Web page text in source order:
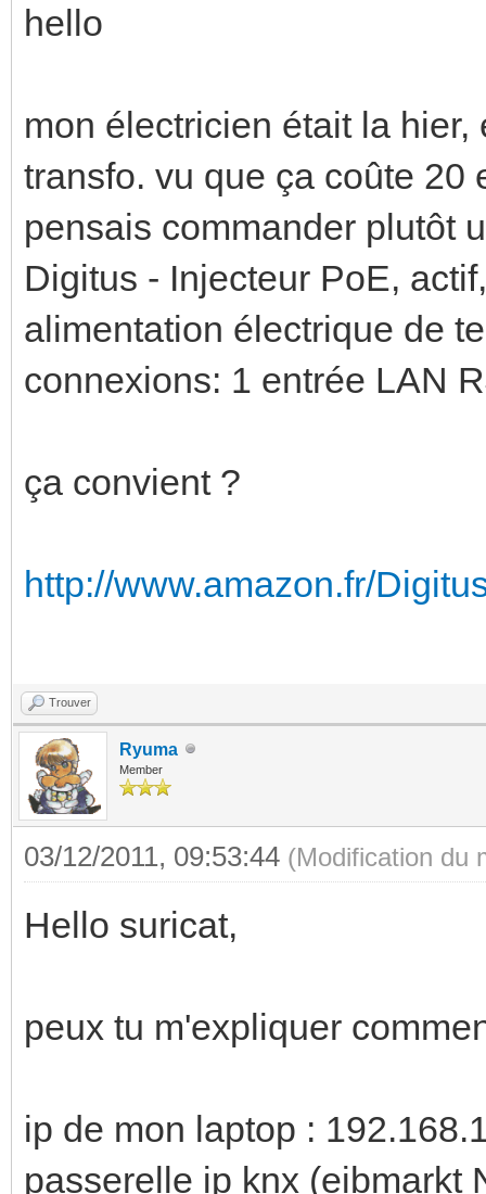
hello
mon électricien était la
transfo. vu que ça coûte 20
pensais commander plutôt
Digitus - Injecteur PoE,
alimentation électrique de
connexions: 1 entrée LAN
ça convient ?
http://www.amazon.fr/
Trouver
Ryuma
Member
03/12/2011, 09:53:44 (Modification du
Hello suricat,
peux tu m'expliquer
ip de mon laptop :
passerelle ip knx (eibmarkt